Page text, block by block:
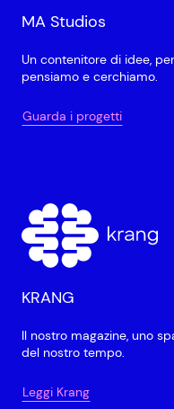
MA Studios
Un contenitore di idee,
pensiamo e cerchiamo.
Guarda i progetti
KRANG
Il nostro magazine, uno
del nostro tempo.
Leggi Krang